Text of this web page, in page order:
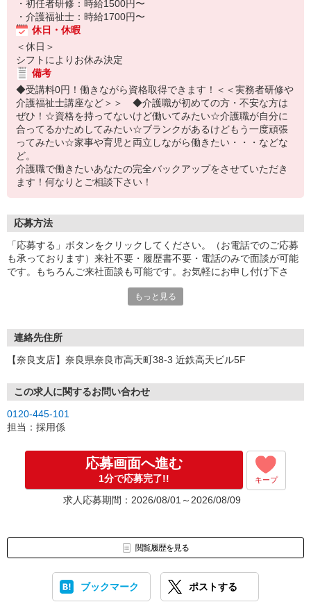
・初任者研修：時給1500円〜
・介護福祉士：時給1700円〜
休日・休暇
＜休日＞
シフトによりお休み決定
備考
◆受講料0円！働きながら資格取得できます！＜＜実務者研修や
介護福祉士講座など＞＞ ◆介護職が初めての方・不安な方は
ぜひ！☆資格を持ってないけど働いてみたい☆介護職が自分に
合ってるかためしてみたい☆ブランクがあるけどもう一度頑張
ってみたい☆家事や育児と両立しながら働きたい・・・などな
ど。
介護職で働きたいあなたの完全バックアップをさせていただき
ます！何なりとご相談下さい！
応募方法
「応募する」ボタンをクリックしてください。（お電話でのご応募
も承っております）来社不要・履歴書不要・電話のみで面談が可能
です。もちろんご来社面談も可能です。お気軽にお申し付け下さ
もっと見る
連絡先住所
【奈良支店】奈良県奈良市高天町38-3 近鉄高天ビル5F
この求人に関するお問い合わせ
0120-445-101
担当：採用係
応募画面へ進む
1分で応募完了!! キープ
求人応募期間：2026/08/01～2026/08/09
閲覧履歴を見る
ブックマーク ポストする